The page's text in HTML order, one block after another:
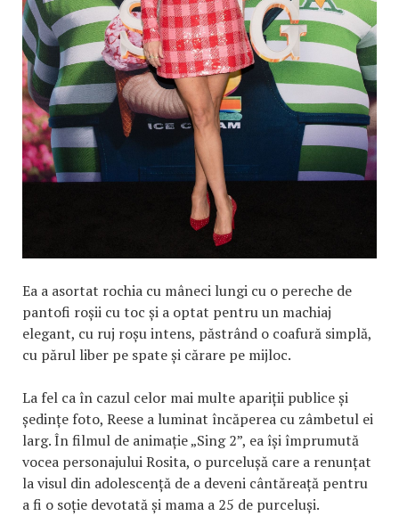
Ea a asortat rochia cu mâneci lungi cu o pereche de
pantofi roșii cu toc și a optat pentru un machiaj
elegant, cu ruj roșu intens, păstrând o coafură simplă,
cu părul liber pe spate și cărare pe mijloc.
La fel ca în cazul celor mai multe apariții publice și
ședințe foto, Reese a luminat încăperea cu zâmbetul ei
larg. În filmul de animație „Sing 2”, ea își împrumută
vocea personajului Rosita, o purcelușă care a renunțat
la visul din adolescență de a deveni cântăreață pentru
a fi o soție devotată și mama a 25 de purceluși.